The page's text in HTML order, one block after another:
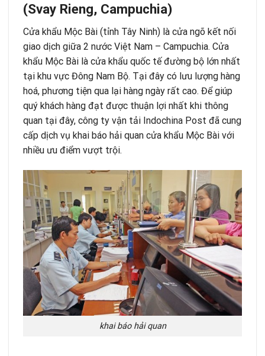
(Svay Rieng, Campuchia)
Cửa khẩu Mộc Bài (tỉnh Tây Ninh) là cửa ngõ kết nối
giao dịch giữa 2 nước Việt Nam – Campuchia. Cửa
khẩu Mộc Bài là cửa khẩu quốc tế đường bộ lớn nhất
tại khu vực Đông Nam Bộ. Tại đây có lưu lượng hàng
hoá, phương tiện qua lại hàng ngày rất cao. Để giúp
quý khách hàng đạt được thuận lợi nhất khi thông
quan tại đây, công ty vận tải Indochina Post đã cung
cấp dịch vụ khai báo hải quan cửa khẩu Mộc Bài với
nhiều ưu điểm vượt trội.
khai báo hải quan